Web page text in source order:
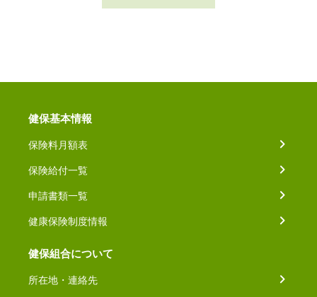
健保基本情報
保険料月額表
保険給付一覧
申請書類一覧
健康保険制度情報
健保組合について
所在地・連絡先